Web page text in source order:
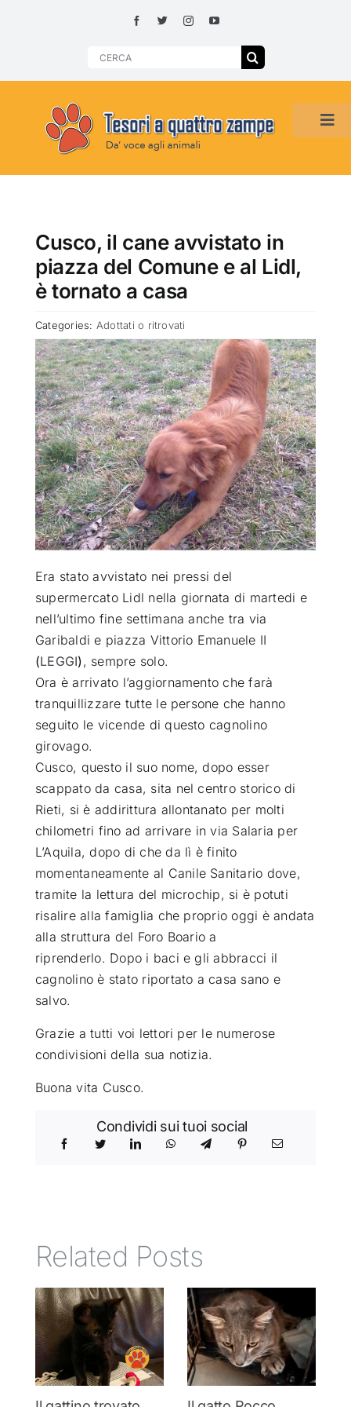
Search
HOME
SMARRITI O DA ADOTTARE
ADOTTATI O RITROVATI
ATTUALITÀ
VIDEO
CHI SIAMO
RUBRICHE
SEMPRE CON ME
Cusco, il cane avvistato in
piazza del Comune e al Lidl,
è tornato a casa
Categories: Adottati o ritrovati
Era stato avvistato nei pressi del
supermercato Lidl nella giornata di martedi e
nell’ultimo fine settimana anche tra via
Garibaldi e piazza Vittorio Emanuele II
(LEGGI), sempre solo.
Ora è arrivato l’aggiornamento che farà
tranquillizzare tutte le persone che hanno
seguito le vicende di questo cagnolino
girovago.
Cusco, questo il suo nome, dopo esser
scappato da casa, sita nel centro storico di
Rieti, si è addirittura allontanato per molti
chilometri fino ad arrivare in via Salaria per
L’Aquila, dopo di che da lì è finito
momentaneamente al Canile Sanitario dove,
tramite la lettura del microchip, si è potuti
risalire alla famiglia che proprio oggi è andata
alla struttura del Foro Boario a
riprenderlo. Dopo i baci e gli abbracci il
cagnolino è stato riportato a casa sano e
salvo.
Grazie a tutti voi lettori per le numerose
condivisioni della sua notizia.
Buona vita Cusco.
Condividi sui tuoi social
Related Posts